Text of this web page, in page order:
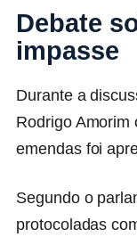
Debate
impasse
Durante a
Rodrigo Amorim
emendas foi
Segundo o
protocoladas